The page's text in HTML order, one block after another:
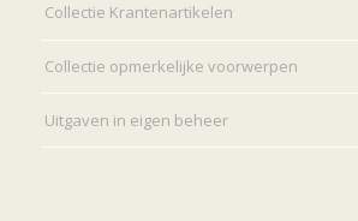
Collectie Krantenartikelen
Collectie opmerkelijke voorwerpen
Uitgaven in eigen beheer